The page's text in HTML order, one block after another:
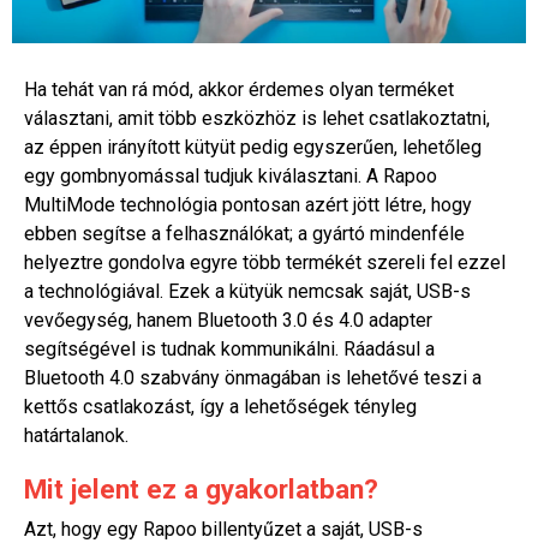
Ha tehát van rá mód, akkor érdemes olyan terméket
választani, amit több eszközhöz is lehet csatlakoztatni,
az éppen irányított kütyüt pedig egyszerűen, lehetőleg
egy gombnyomással tudjuk kiválasztani. A Rapoo
MultiMode technológia pontosan azért jött létre, hogy
ebben segítse a felhasználókat; a gyártó mindenféle
helyeztre gondolva egyre több termékét szereli fel ezzel
a technológiával. Ezek a kütyük nemcsak saját, USB-s
vevőegység, hanem Bluetooth 3.0 és 4.0 adapter
segítségével is tudnak kommunikálni. Ráadásul a
Bluetooth 4.0 szabvány önmagában is lehetővé teszi a
kettős csatlakozást, így a lehetőségek tényleg
határtalanok.
Mit jelent ez a gyakorlatban?
Azt, hogy egy Rapoo billentyűzet a saját, USB-s